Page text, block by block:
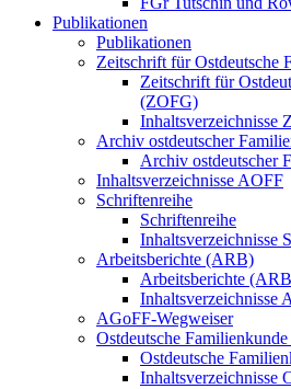
Publikationen
Publikationen
Zeitschrift für Ostdeutsche
Zeitschrift für
(ZOFG)
Inhaltsverzeichnisse
Archiv ostdeutscher
Archiv ostdeutscher
Inhaltsverzeichnisse AOFF
Schriftenreihe
Schriftenreihe
Inhaltsverzeichnisse
Arbeitsberichte (ARB)
Arbeitsberichte
Inhaltsverzeichnisse
AGoFF-Wegweiser
Ostdeutsche
Ostdeutsche
Inhaltsverzeichnisse